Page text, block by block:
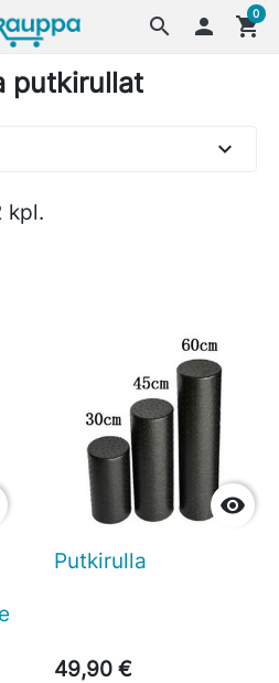
search  shopping_cart
0
putkirullat
kpl.
expand_more

Putkirulla
49,90 €